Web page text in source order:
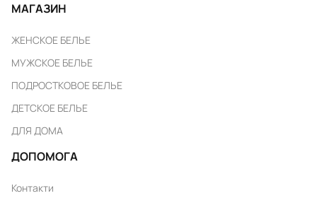
МАГАЗИН
ЖЕНСКОЕ БЕЛЬЕ
МУЖСКОЕ БЕЛЬЕ
ПОДРОСТКОВОЕ БЕЛЬЕ
ДЕТСКОЕ БЕЛЬЕ
ДЛЯ ДОМА
ДОПОМОГА
Контакти